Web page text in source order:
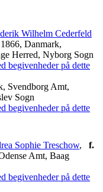
Wilhelm Cederfeld
Danmark,
Herred, Nyborg Sogn
Svendborg Amt,
Sogn
Sophie Treschow, f.
Amt, Baag